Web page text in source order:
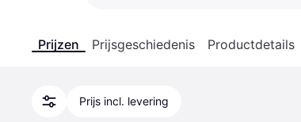
Prijzen Prijsgeschiedenis Productdetails
Prijs incl. levering